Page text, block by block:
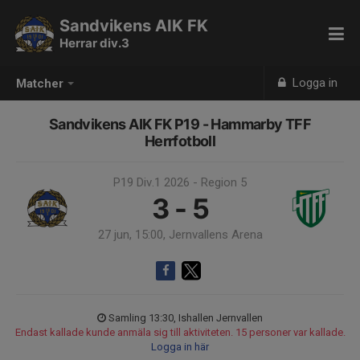
Matcher Logga in
Sandvikens AIK FK
Herrar div.3
Sandvikens AIK FK P19 - Hammarby TFF
Herrfotboll
P19 Div.1 2026 - Region 5
3 - 5
27 jun, 15:00, Jernvallens Arena
Samling 13:30, Ishallen Jernvallen
Endast kallade kunde anmäla sig till aktiviteten. 15 personer var kallade.
Logga in här